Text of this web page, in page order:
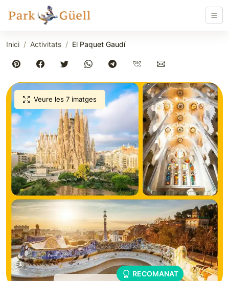
Inici Activitats El Paquet Gaudí
Veure les 7 imatges
RECOMANAT